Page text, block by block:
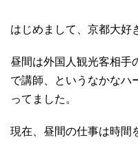
はじめまして、京都大好
昼間は外国人観光客相手
で講師、というなかなハ
ってました。
現在、昼間の仕事は時間